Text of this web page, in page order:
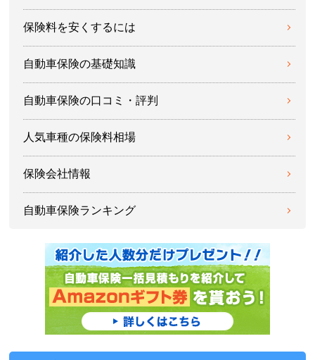
保険料を安くするには
自動車保険の基礎知識
自動車保険の口コミ・評判
人気車種の保険料相場
保険会社情報
自動車保険ランキング